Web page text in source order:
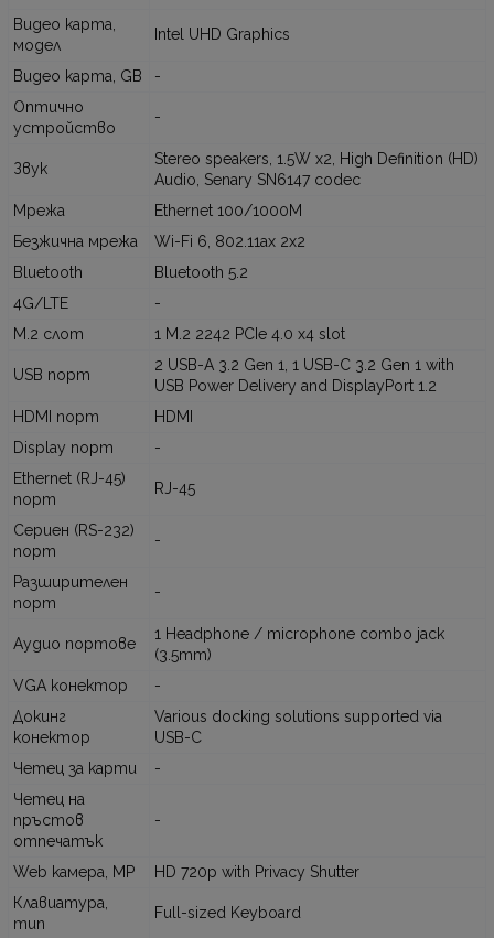
Видео карта,
модел
Intel UHD Graphics
Видео карта, GB
-
Оптично
устройство
-
Звук
Stereo speakers, 1.5W x2, High Definition (HD)
Audio, Senary SN6147 codec
Мрежа
Ethernet 100/1000M
Безжична мрежа
Wi-Fi 6, 802.11ax 2x2
Bluetooth
Bluetooth 5.2
4G/LTE
-
M.2 слот
1 M.2 2242 PCIe 4.0 x4 slot
USB порт
2 USB-A 3.2 Gen 1, 1 USB-C 3.2 Gen 1 with
USB Power Delivery and DisplayPort 1.2
HDMI порт
HDMI
Display порт
-
Ethernet (RJ-45)
порт
RJ-45
Сериен (RS-232)
порт
-
Разширителен
порт
-
Аудио портове
1 Headphone / microphone combo jack
(3.5mm)
VGA конектор
-
Докинг
конектор
Various docking solutions supported via
USB-C
Четец за карти
-
Четец на
пръстов
отпечатък
-
Web камера, MP
HD 720p with Privacy Shutter
Клавиатура,
тип
Full-sized Keyboard